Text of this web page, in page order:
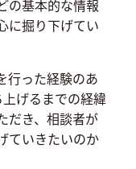
情報
に掘り下げてい
行った経験のあ
げるまでの経緯
だき、相談者が
ていきたいのか